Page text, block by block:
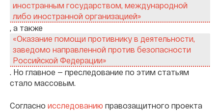
иностранным государством, международной
либо иностранной организацией»
, а также
«Оказание помощи противнику в деятельности,
заведомо направленной против безопасности
Российской Федерации»
. Но главное — преследование по этим статьям
стало массовым.
Согласно исследованию правозащитного проекта